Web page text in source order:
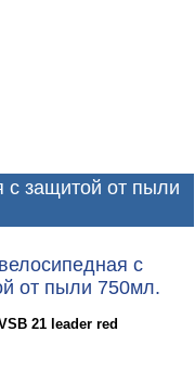
с защитой от пыли
с
от пыли 750мл.
21 leader red